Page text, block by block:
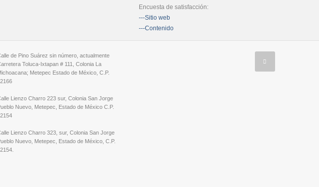
Encuesta de satisfacción:
---Sitio web
---Contenido
de Pino Suárez sin número, actualmente
Toluca-Ixtapan # 111, Colonia La
Metepec Estado de México, C.P.
Lienzo Charro 223 sur, Colonia San Jorge
Nuevo, Metepec, Estado de México C.P.
Lienzo Charro 323, sur, Colonia San Jorge
Nuevo, Metepec, Estado de México, C.P.